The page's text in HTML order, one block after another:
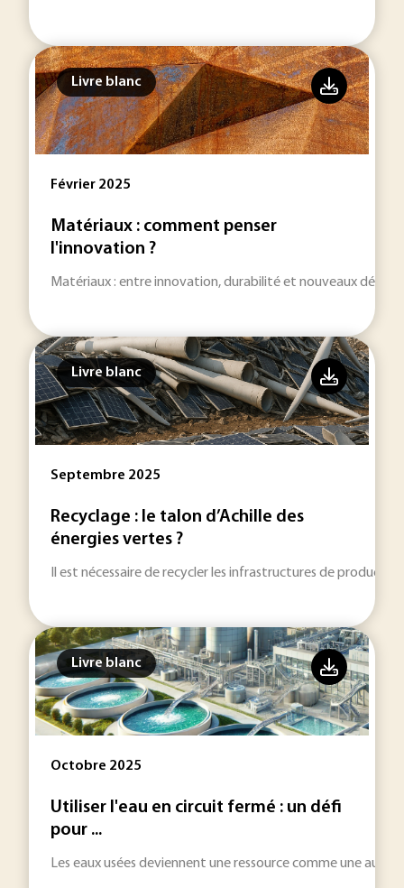
Livre blanc
Février 2025
Matériaux : comment penser
l'innovation ?
Matériaux : entre innovation, durabilité et nouveaux défis
Livre blanc
Septembre 2025
Recyclage : le talon d’Achille des
énergies vertes ?
Il est nécessaire de recycler les infrastructures de
Livre blanc
Octobre 2025
Utiliser l'eau en circuit fermé : un défi
pour ...
Les eaux usées deviennent une ressource comme une autre